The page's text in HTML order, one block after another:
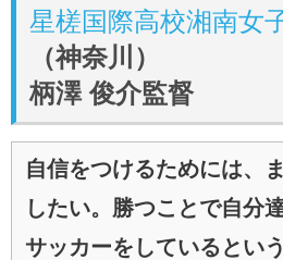
星槎国際高校湘南女
（神奈川）
柄澤 俊介監督
自信をつけるためには、
したい。勝つことで自分
サッカーをしているとい